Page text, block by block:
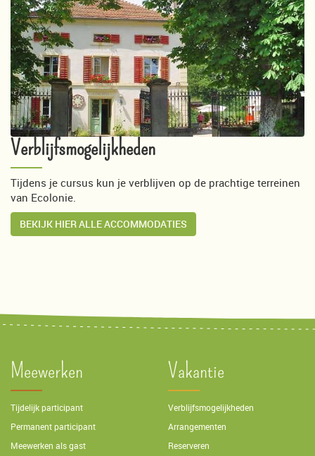
Verblijfsmogelijkheden
Tijdens je cursus kun je verblijven op de prachtige terreinen
van Ecolonie.
BEKIJK HIER ALLE ACCOMMODATIES
Meewerken
Tijdelijk participant
Permanent participant
Meewerken als gast
Vakantie
Verblijfsmogelijkheden
Arrangementen
Reserveren